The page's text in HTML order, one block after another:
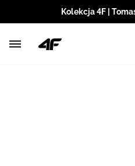
Kolekcja 4F |